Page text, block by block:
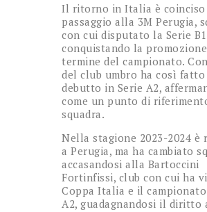
Il ritorno in Italia è coinciso
passaggio alla 3M Perugia,
con cui disputato la Serie
conquistando la
termine del campionato.
del club umbro ha così
debutto in Serie A2,
come un punto di
squadra.
Nella stagione 2023-2024 è
a Perugia, ma ha cambiato
accasandosi alla Bartoccini
Fortinfissi, club con cui ha
Coppa Italia e il campionato
A2, guadagnandosi il diritto